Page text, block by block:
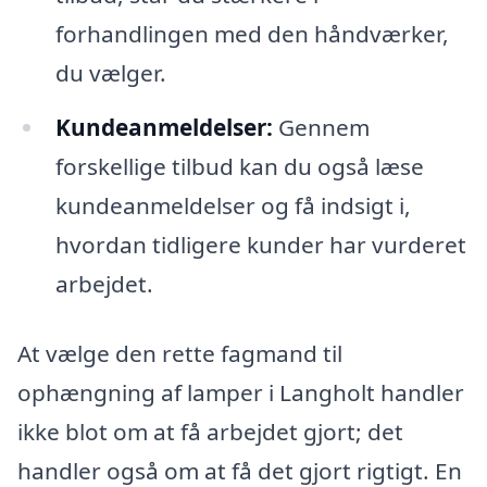
forhandlingen med den håndværker,
du vælger.
Kundeanmeldelser: Gennem
forskellige tilbud kan du også læse
kundeanmeldelser og få indsigt i,
hvordan tidligere kunder har vurderet
arbejdet.
At vælge den rette fagmand til
ophængning af lamper i Langholt handler
ikke blot om at få arbejdet gjort; det
handler også om at få det gjort rigtigt. En